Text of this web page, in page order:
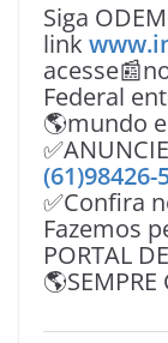
Siga
link
Federal
🌎mundo
(61)98426-
✅Confira
Fazemos
PORTAL